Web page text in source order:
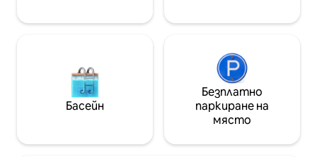
Басейн
Безплатно
паркиране на
място